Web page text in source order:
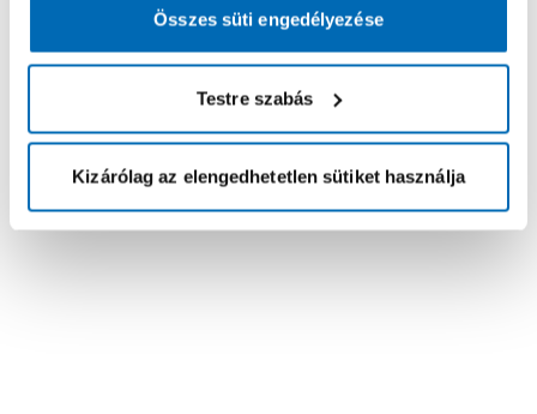
Összes süti engedélyezése
Testre szabás
Kizárólag az elengedhetetlen sütiket használja